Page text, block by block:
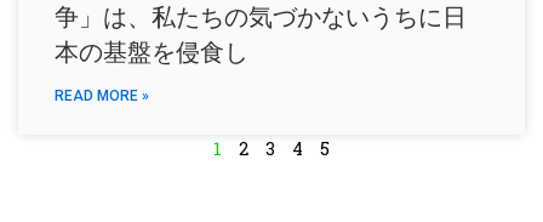
争」は、私たちの気づかないうちに日
本の基盤を侵食し
READ MORE »
1 2 3 4 5